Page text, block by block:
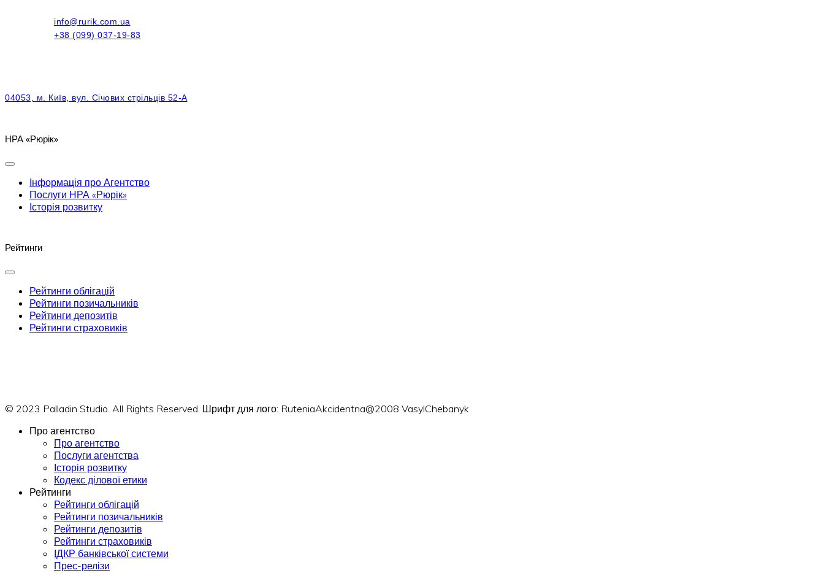
info@rurik.com.ua
+38 (099) 037-19-83
04053, м. Київ, вул. Січових стрільців 52-А
НРА «Рюрік»
Інформація про Агентство
Послуги НРА «Рюрік»
Історія розвитку
Рейтинги
Рейтинги облігацій
Рейтинги позичальників
Рейтинги депозитів
Рейтинги страховиків
© 2023 Palladin Studio. All Rights Reserved. Шрифт для лого: RuteniaAkcidentna@2008 VasylChebanyk
Про агентство
Про агентство
Послуги агентства
Історія розвитку
Кодекс ділової етики
Рейтинги
Рейтинги облігацій
Рейтинги позичальників
Рейтинги депозитів
Рейтинги страховиків
ІДКР банківської системи
Прес-релізи